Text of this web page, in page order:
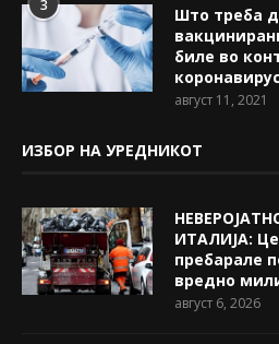
3
Што треба
биле во
август 11, 2021
ИЗБОР НА УРЕДНИКОТ
ИТАЛИЈА:
пребарале
вредно
август 6, 2026